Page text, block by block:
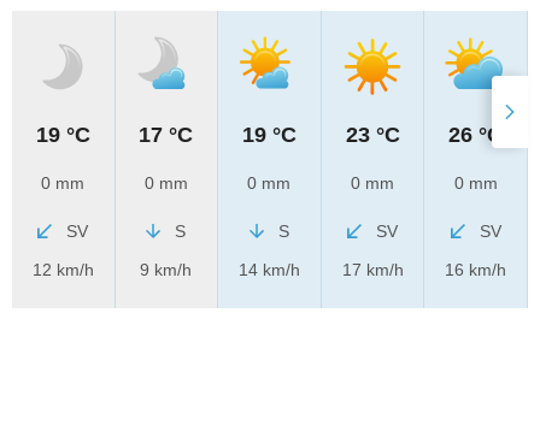
19 °C
0 mm
SV
12 km/h
17 °C
0 mm
S
9 km/h
19 °C
0 mm
S
14 km/h
23 °C
0 mm
SV
17 km/h
26 °C
0 mm
SV
16 km/h